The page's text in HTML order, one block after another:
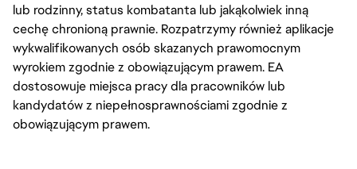
lub rodzinny, status kombatanta lub jakąkolwiek inną
cechę chronioną prawnie. Rozpatrzymy również aplikacje
wykwalifikowanych osób skazanych prawomocnym
wyrokiem zgodnie z obowiązującym prawem. EA
dostosowuje miejsca pracy dla pracowników lub
kandydatów z niepełnosprawnościami zgodnie z
obowiązującym prawem.